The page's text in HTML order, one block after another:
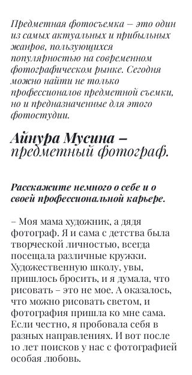
Предметная фотосъемка – это один
из самых актуальных и прибыльных
жанров, пользующихся
популярностью на современном
фотографическом рынке. Сегодня
можно найти не только
профессионалов предметной съемки,
но и предназначенные для этого
фотостудии.
Айнура Мусина –
предметный фотограф.
Расскажите немного о себе и о
своей профессиональной карьере.
– Моя мама художник, а дядя
фотограф. Я и сама с детства была
творческой личностью, всегда
посещала различные кружки.
Художественную школу, увы,
пришлось бросить, и я думала, что
рисовать – это не мое. А оказалось,
что можно рисовать светом, и
фотография пришла ко мне сама.
Если честно, я пробовала себя в
разных направлениях. И вот после
10 лет поисков у нас с фотографией
особая любовь.